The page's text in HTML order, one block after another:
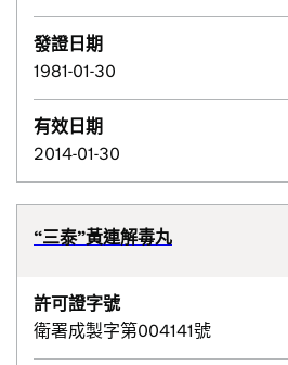
發證日期
1981-01-30
有效日期
2014-01-30
“三泰”黃連解毒丸
許可證字號
衛署成製字第004141號